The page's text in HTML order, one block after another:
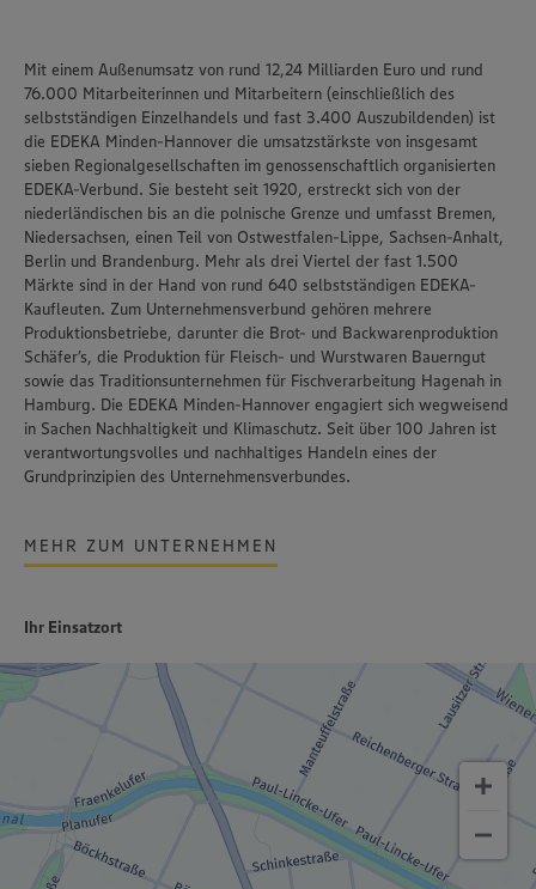
Mit einem Außenumsatz von rund 12,24 Milliarden Euro und rund
76.000 Mitarbeiterinnen und Mitarbeitern (einschließlich des
selbstständigen Einzelhandels und fast 3.400 Auszubildenden) ist
die EDEKA Minden-Hannover die umsatzstärkste von insgesamt
sieben Regionalgesellschaften im genossenschaftlich organisierten
EDEKA-Verbund. Sie besteht seit 1920, erstreckt sich von der
niederländischen bis an die polnische Grenze und umfasst Bremen,
Niedersachsen, einen Teil von Ostwestfalen-Lippe, Sachsen-Anhalt,
Berlin und Brandenburg. Mehr als drei Viertel der fast 1.500
Märkte sind in der Hand von rund 640 selbstständigen EDEKA-
Kaufleuten. Zum Unternehmensverbund gehören mehrere
Produktionsbetriebe, darunter die Brot- und Backwarenproduktion
Schäfer’s, die Produktion für Fleisch- und Wurstwaren Bauerngut
sowie das Traditionsunternehmen für Fischverarbeitung Hagenah in
Hamburg. Die EDEKA Minden-Hannover engagiert sich wegweisend
in Sachen Nachhaltigkeit und Klimaschutz. Seit über 100 Jahren ist
verantwortungsvolles und nachhaltiges Handeln eines der
Grundprinzipien des Unternehmensverbundes.
MEHR ZUM UNTERNEHMEN
Ihr Einsatzort